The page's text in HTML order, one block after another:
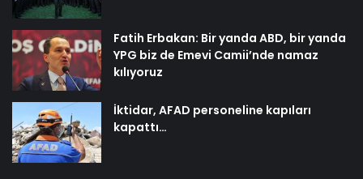
Fatih Erbakan: Bir yanda ABD, bir yanda
YPG biz de Emevi Camii’nde namaz
kılıyoruz
İktidar, AFAD personeline kapıları
kapattı…